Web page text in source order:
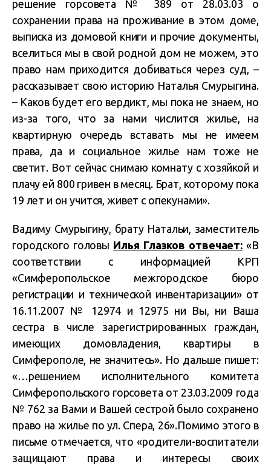
решение горсовета № 389 от 28.03.03 о
сохранении права на проживание в этом доме,
выписка из домовой книги и прочие документы,
вселиться мы в свой родной дом не можем, это
право нам приходится добиваться через суд, –
рассказывает свою историю Наталья Смурыгина.
– Каков будет его вердикт, мы пока не знаем, но
из-за того, что за нами числится жилье, на
квартирную очередь вставать мы не имеем
права, да и социальное жилье нам тоже не
светит. Вот сейчас снимаю комнату с хозяйкой и
плачу ей 800 гривен в месяц. Брат, которому пока
19 лет и он учится, живет с опекунами».
Вадиму Смурыгину, брату Натальи, заместитель
городского головы Илья Глазков отвечает:«В
соответствии с информацией КРП
«Симферопольское межгородское бюро
регистрации и технической инвентаризации» от
16.11.2007 № 12974 и 12975 ни Вы, ни Ваша
сестра в числе зарегистрированных граждан,
имеющих домовладения, квартиры в
Симферополе, не значитесь». Но дальше пишет:
«…решением исполнительного комитета
Симферопольского горсовета от 23.03.2009 года
№ 762 за Вами и Вашей сестрой было сохранено
право на жилье по ул. Спера, 26».Помимо этого в
письме отмечается, что «родители-воспитатели
защищают права и интересы своих